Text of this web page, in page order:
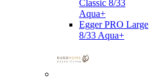
Classic 8/33
Aqua+
Egger PRO Large
8/33 Aqua+